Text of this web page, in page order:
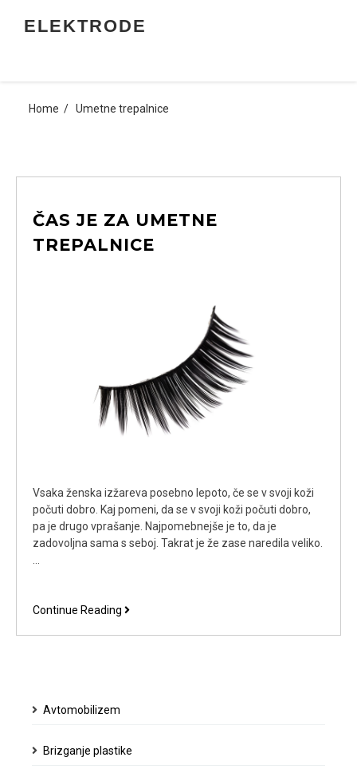
ELEKTRODE
Home Umetne trepalnice
ČAS JE ZA UMETNE
TREPALNICE
Vsaka ženska izžareva posebno lepoto, če se v svoji koži
počuti dobro. Kaj pomeni, da se v svoji koži počuti dobro,
pa je drugo vprašanje. Najpomebnejše je to, da je
zadovoljna sama s seboj. Takrat je že zase naredila veliko.
Continue Reading Čas
Avtomobilizem
Brizganje plastike